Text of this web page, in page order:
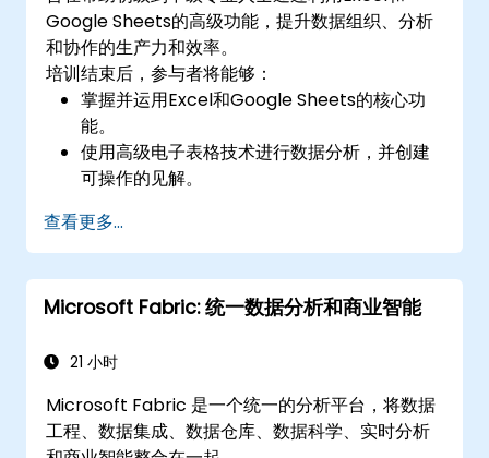
Google Sheets的高级功能，提升数据组织、分析
和协作的生产力和效率。
培训结束后，参与者将能够：
掌握并运用Excel和Google Sheets的核心功
能。
使用高级电子表格技术进行数据分析，并创建
可操作的见解。
合作。
创建可重复使用的模板，用于报告、跟踪和项
目管理。
查看更多...
Microsoft Fabric: 统一数据分析和商业智能
21 小时
Microsoft Fabric 是一个统一的分析平台，将数据
工程、数据集成、数据仓库、数据科学、实时分析